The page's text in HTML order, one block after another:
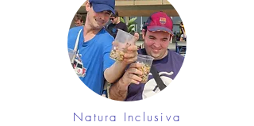
Natura Inclusiva